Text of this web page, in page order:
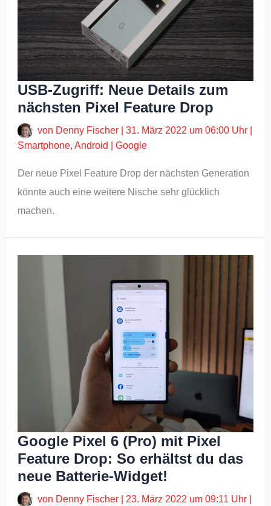
USB-Zugriff: Neue Details zum
nächsten Pixel Feature Drop
von Denny Fischer |31. März 2022 um 06:00 Uhr
Smartphone,Android |Google
Der neue Pixel Feature Drop der nächsten Generation
könnte auch eine weitere Nische sehr glücklich
machen.
Google Pixel 6 (Pro) mit Pixel
Feature Drop: So erhältst du das
neue Batterie-Widget!
von Denny Fischer 23. März 2022 um 09:11 Uhr